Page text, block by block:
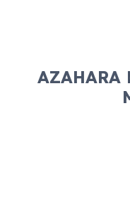
AZAHARA